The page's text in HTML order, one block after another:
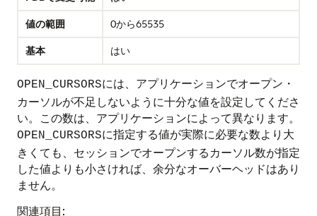
値の範囲
0から65535
基本
はい
OPEN_CURSORSには、アプリケーションでオープン・
カーソルが不足しないように十分な値を設定してくださ
い。この数は、アプリケーションによって異なります。
OPEN_CURSORSに指定する値が実際に必要な数より大
きくても、セッションでオープンするカーソル数が指定
した値よりも小さければ、余分なオーバーヘッドはあり
ません。
関連項目: